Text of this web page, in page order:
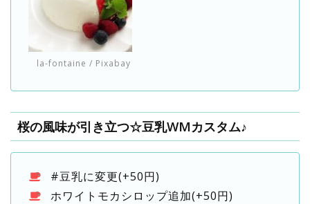
la-fontaine / Pixabay
桜の風味が引き立つ☆豆乳WMカスタム♪
#豆乳に変更(+50円)
ホワイトモカシロップ追加(+50円)